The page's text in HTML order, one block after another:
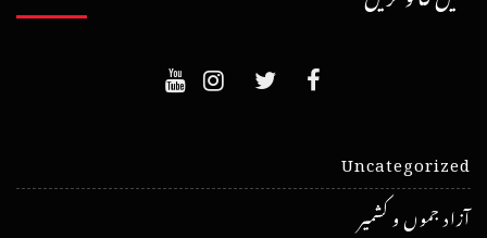
Uncategorized
آزاد جموں و کشمیر